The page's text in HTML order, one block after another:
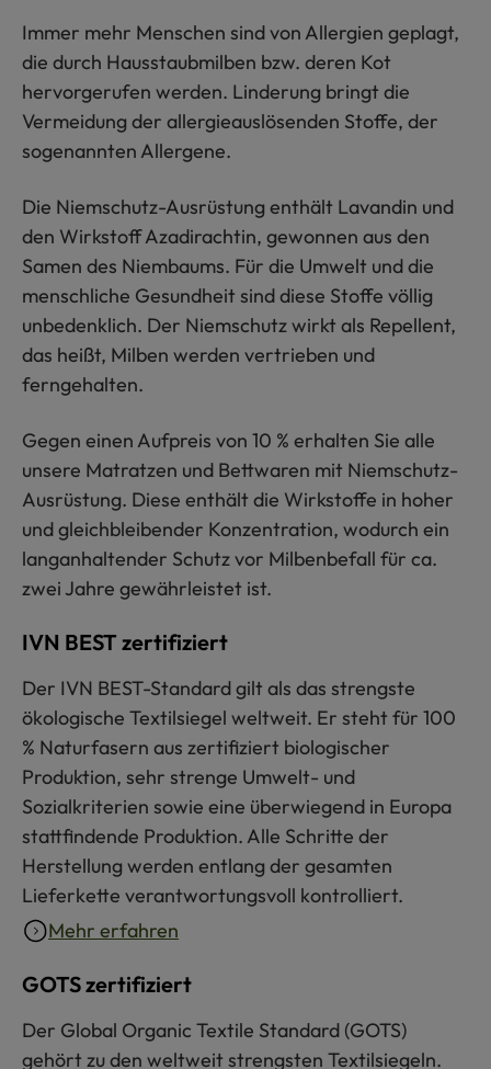
Immer mehr Menschen sind von Allergien geplagt,
die durch Hausstaubmilben bzw. deren Kot
hervorgerufen werden. Linderung bringt die
Vermeidung der allergieauslösenden Stoffe, der
sogenannten Allergene.
Die Niemschutz-Ausrüstung enthält Lavandin und
den Wirkstoff Azadirachtin, gewonnen aus den
Samen des Niembaums. Für die Umwelt und die
menschliche Gesundheit sind diese Stoffe völlig
unbedenklich. Der Niemschutz wirkt als Repellent,
das heißt, Milben werden vertrieben und
ferngehalten.
Gegen einen Aufpreis von 10 % erhalten Sie alle
unsere Matratzen und Bettwaren mit Niemschutz-
Ausrüstung. Diese enthält die Wirkstoffe in hoher
und gleichbleibender Konzentration, wodurch ein
langanhaltender Schutz vor Milbenbefall für ca.
zwei Jahre gewährleistet ist.
IVN BEST zertifiziert
Der IVN BEST-Standard gilt als das strengste
ökologische Textilsiegel weltweit. Er steht für 100
% Naturfasern aus zertifiziert biologischer
Produktion, sehr strenge Umwelt- und
Sozialkriterien sowie eine überwiegend in Europa
stattfindende Produktion. Alle Schritte der
Herstellung werden entlang der gesamten
Lieferkette verantwortungsvoll kontrolliert.
Mehr erfahren
GOTS zertifiziert
Der Global Organic Textile Standard (GOTS)
gehört zu den weltweit strengsten Textilsiegeln.